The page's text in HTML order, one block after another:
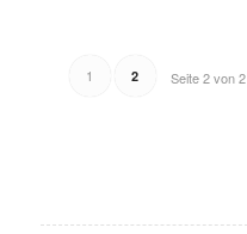
Seite 2 von 2
1 2